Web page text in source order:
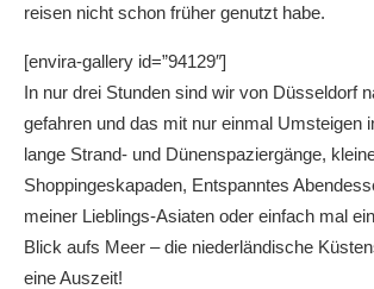
reisen nicht schon früher genutzt habe.
[envira-gallery id=”94129″]
In nur drei Stunden sind wir von Düsseldorf
gefahren und das mit nur einmal Umsteigen
lange Strand- und Dünenspaziergänge,
Shoppingeskapaden, Entspanntes
meiner Lieblings-Asiaten oder einfach mal
Blick aufs Meer – die niederländische
eine Auszeit!